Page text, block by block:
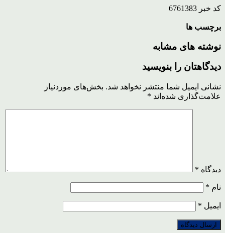
کد خبر 6761383
برچسب ها
نوشته های مشابه
دیدگاهتان را بنویسید
نشانی ایمیل شما منتشر نخواهد شد. بخش‌های موردنیاز
علامت‌گذاری شده‌اند *
دیدگاه *
نام *
ایمیل *